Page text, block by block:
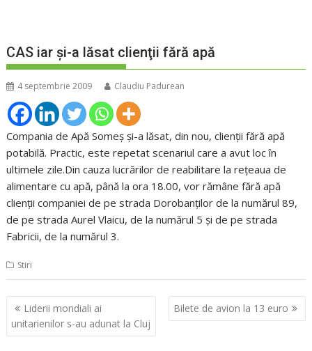
CAS iar şi-a lăsat clienţii fără apă
4 septembrie 2009 Claudiu Padurean
Compania de Apă Someş şi-a lăsat, din nou, clienţii fără apă
potabilă. Practic, este repetat scenariul care a avut loc în
ultimele zile.Din cauza lucrărilor de reabilitare la reţeaua de
alimentare cu apă, până la ora 18.00, vor rămâne fără apă
clienţii companiei de pe strada Dorobanţilor de la numărul 89,
de pe strada Aurel Vlaicu, de la numărul 5 şi de pe strada
Fabricii, de la numărul 3.
Stiri
Navigare
în
articole
Liderii mondiali ai
unitarienilor s-au adunat la Cluj
Bilete de avion la 13 euro